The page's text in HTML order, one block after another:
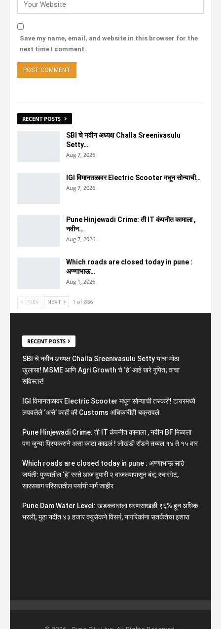
Save my name, email, and website in this browser for the
next time I comment.
RECENT POSTS
SBI चे नवीन अध्यक्ष Challa Sreenivasulu
Setty…
Aug 7, 2026
IGI विमानतळावर Electric Scooter मधून सोन्याची…
Aug 7, 2026
Pune Hinjewadi Crime: ती IT कंपनीत कामाला ,
नवीन…
Aug 7, 2026
Which roads are closed today in pune :
अण्णाभाऊ…
Aug 1, 2026
PREV NEXT 1 of 856
RECENT POSTS
SBI चे नवीन अध्यक्ष Challa Sreenivasulu Setty यांचा मोठा
खुलासा! MSME आणि Agri Growth चे ‘हे’ आहे खरे गुपित; वाचा
सविस्तर!
IGI विमानतळावर Electric Scooter मधून सोन्याची तस्करी! टायरमध्ये
लपवलेले ‘असे’ काही की Customs अधिकारीही चक्रावले
Pune Hinjewadi Crime: ती IT कंपनीत कामाला , नवीन BF मिळाला
पण जुन्या प्रियकराने असा काटा काढलं ! लोखंडी रॉडने तब्बल १४ ते १५ वार
Which roads are closed today in pune : अण्णाभाऊ साठे
जयंती: पुण्यातील ‘हे’ रस्ते आज दुपारी २ वाजल्यापासून बंद; स्वारगेट,
सारसबाग परिसरातील पर्यायी मार्ग जाहीर
Pune Dam Water Level: खडकवासला धरणसाखळी ९६% हून अधिक
भरली; मुठा नदीत ४३ हजार क्युसेकने विसर्ग, नागरिकांना सतर्कतेचा इशारा